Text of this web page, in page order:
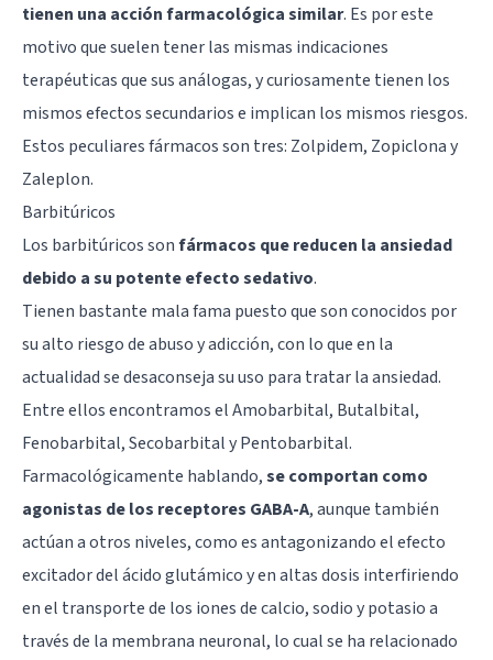
tienen una acción farmacológica similar. Es por este
motivo que suelen tener las mismas indicaciones
terapéuticas que sus análogas, y curiosamente tienen los
mismos efectos secundarios e implican los mismos riesgos.
Estos peculiares fármacos son tres: Zolpidem, Zopiclona y
Zaleplon.
Barbitúricos
Los barbitúricossonfármacos que reducen la ansiedad
debido a su potente efecto sedativo.
Tienen bastante mala fama puesto que son conocidos por
su alto riesgo de abuso y adicción, con lo que en la
actualidad se desaconseja su uso para tratar la ansiedad.
Entre ellos encontramos el Amobarbital, Butalbital,
Fenobarbital, Secobarbital y Pentobarbital.
Farmacológicamente hablando,se comportan como
agonistas de los receptores GABA-A, aunque también
actúan a otros niveles, como es antagonizando el efecto
excitador del ácido glutámico y en altas dosis interfiriendo
en el transporte de los iones de calcio, sodio y potasio a
través de la membrana neuronal, lo cual se ha relacionado